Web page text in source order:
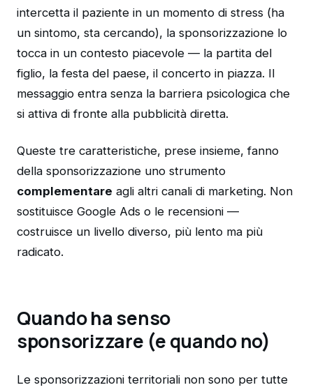
intercetta il paziente in un momento di stress (ha
un sintomo, sta cercando), la sponsorizzazione lo
tocca in un contesto piacevole — la partita del
figlio, la festa del paese, il concerto in piazza. Il
messaggio entra senza la barriera psicologica che
si attiva di fronte alla pubblicità diretta.
Queste tre caratteristiche, prese insieme, fanno
della sponsorizzazione uno strumento
complementare agli altri canali di marketing. Non
sostituisce Google Ads o le recensioni —
costruisce un livello diverso, più lento ma più
radicato.
Quando ha senso
sponsorizzare (e quando no)
Le sponsorizzazioni territoriali non sono per tutte